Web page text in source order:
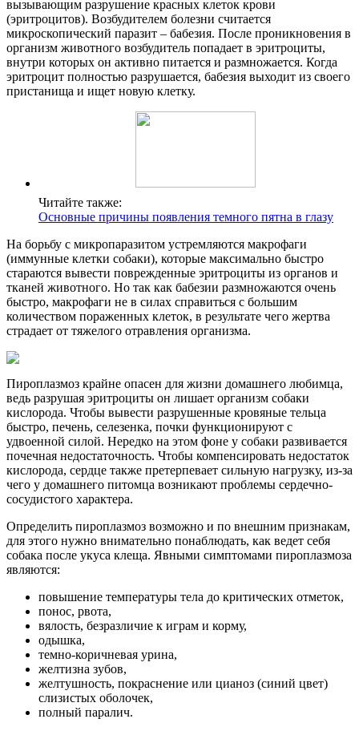
вызывающим разрушение красных клеток крови
(эритроцитов). Возбудителем болезни считается
микроскопический паразит – бабезия. После проникновения в
организм животного возбудитель попадает в эритроциты,
внутри которых он активно питается и размножается. Когда
эритроцит полностью разрушается, бабезия выходит из своего
пристанища и ищет новую клетку.
Читайте также:
Основные причины появления темного пятна в глазу
На борьбу с микропаразитом устремляются макрофаги
(иммунные клетки собаки), которые максимально быстро
стараются вывести поврежденные эритроциты из органов и
тканей животного. Но так как бабезии размножаются очень
быстро, макрофаги не в силах справиться с большим
количеством пораженных клеток, в результате чего жертва
страдает от тяжелого отравления организма.
Пироплазмоз крайне опасен для жизни домашнего любимца,
ведь разрушая эритроциты он лишает организм собаки
кислорода. Чтобы вывести разрушенные кровяные тельца
быстро, печень, селезенка, почки функционируют с
удвоенной силой. Нередко на этом фоне у собаки развивается
почечная недостаточность. Чтобы компенсировать недостаток
кислорода, сердце также претерпевает сильную нагрузку, из-за
чего у домашнего питомца возникают проблемы сердечно-
сосудистого характера.
Определить пироплазмоз возможно и по внешним признакам,
для этого нужно внимательно понаблюдать, как ведет себя
собака после укуса клеща. Явными симптомами пироплазмоза
являются:
повышение температуры тела до критических отметок,
понос, рвота,
вялость, безразличие к играм и корму,
одышка,
темно-коричневая урина,
желтизна зубов,
желтушность, покраснение или цианоз (синий цвет)
слизистых оболочек,
полный паралич.